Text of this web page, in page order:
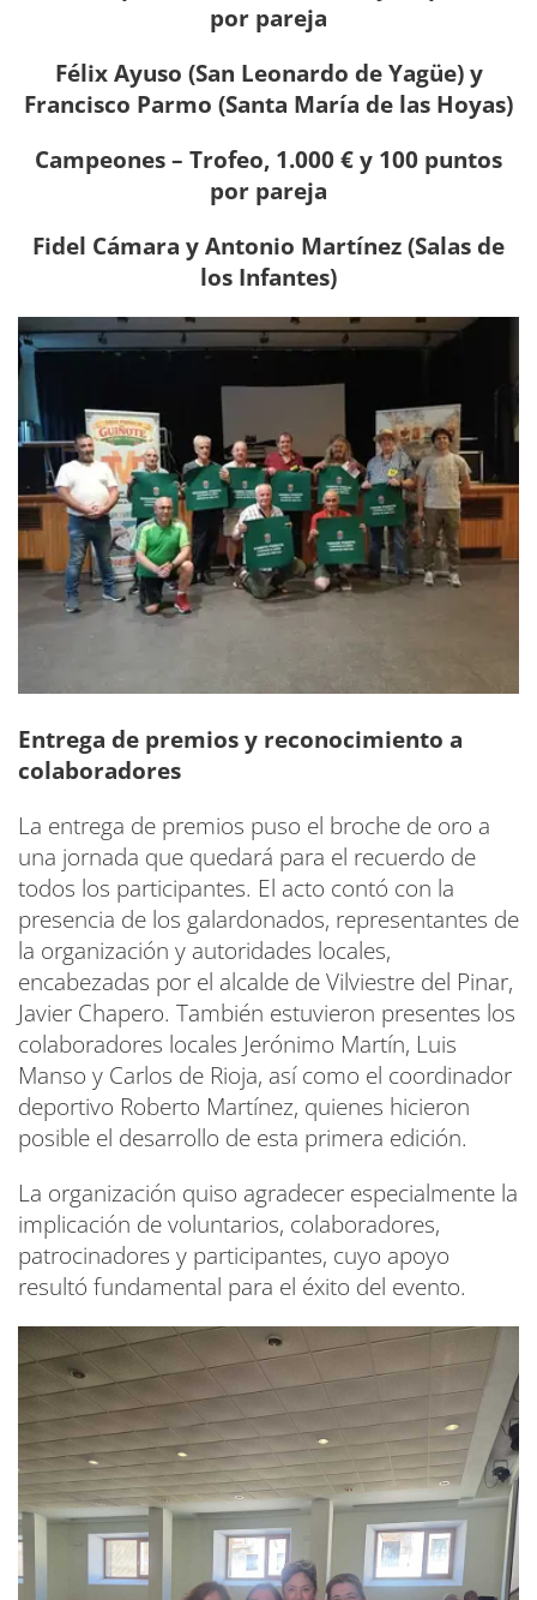
por pareja
Félix Ayuso (San Leonardo de Yagüe) y
Francisco Parmo (Santa María de las Hoyas)
Campeones – Trofeo, 1.000 € y 100 puntos
por pareja
Fidel Cámara y Antonio Martínez (Salas de
los Infantes)
Entrega de premios y reconocimiento a
colaboradores
La entrega de premios puso el broche de oro a
una jornada que quedará para el recuerdo de
todos los participantes. El acto contó con la
presencia de los galardonados, representantes de
la organización y autoridades locales,
encabezadas por el alcalde de Vilviestre del Pinar,
Javier Chapero. También estuvieron presentes los
colaboradores locales Jerónimo Martín, Luis
Manso y Carlos de Rioja, así como el coordinador
deportivo Roberto Martínez, quienes hicieron
posible el desarrollo de esta primera edición.
La organización quiso agradecer especialmente la
implicación de voluntarios, colaboradores,
patrocinadores y participantes, cuyo apoyo
resultó fundamental para el éxito del evento.